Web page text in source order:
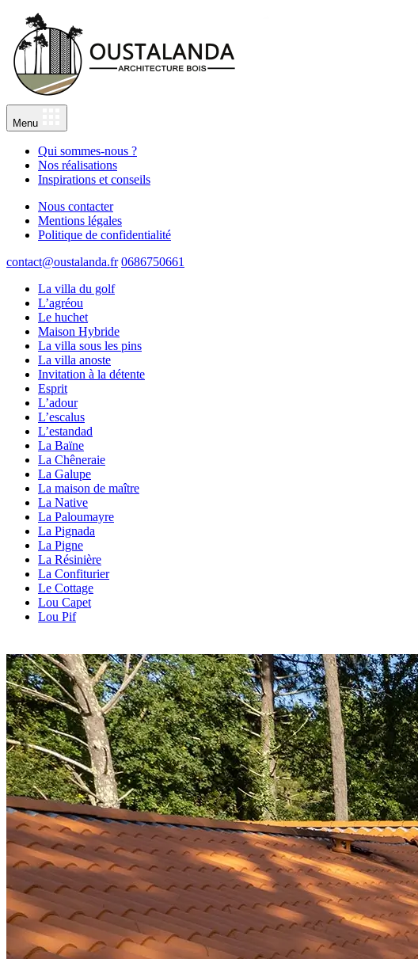
Menu
Qui sommes-nous ?
Nos réalisations
Inspirations et conseils
Nous contacter
Mentions légales
Politique de confidentialité
contact@oustalanda.fr 0686750661
La villa du golf
L’agréou
Le huchet
Maison Hybride
La villa sous les pins
La villa anoste
Invitation à la détente
Esprit
L’adour
L’escalus
L’estandad
La Baïne
La Chêneraie
La Galupe
La maison de maître
La Native
La Paloumayre
La Pignada
La Pigne
La Résinière
La Confiturier
Le Cottage
Lou Capet
Lou Pif